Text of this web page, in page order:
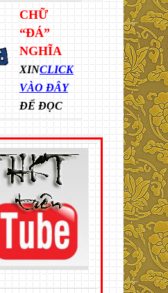
CHỮ
“ĐÁ”
NGHĨA
XINCLICK
VÀO ĐÂY
ĐỂ ĐỌC